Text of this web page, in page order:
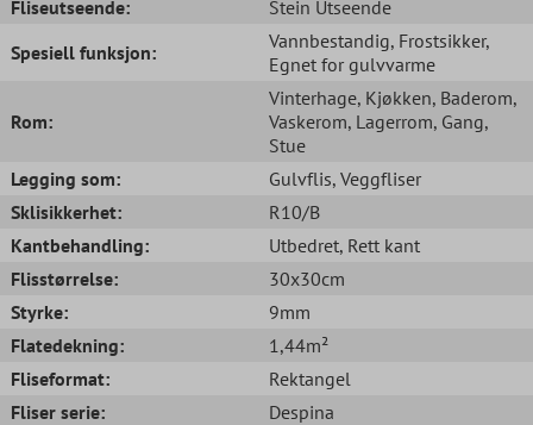
Fliseutseende:
Stein Utseende
Spesiell funksjon:
Vannbestandig, Frostsikker,
Egnet for gulvvarme
Rom:
Vinterhage, Kjøkken, Baderom,
Vaskerom, Lagerrom, Gang,
Stue
Legging som:
Gulvflis, Veggfliser
Sklisikkerhet:
R10/B
Kantbehandling:
Utbedret, Rett kant
Flisstørrelse:
30x30cm
Styrke:
9mm
Flatedekning:
1,44m²
Fliseformat:
Rektangel
Fliser serie:
Despina